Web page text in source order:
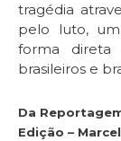
tragédia
pelo luto,
forma
brasileiros e
Da
Edição –